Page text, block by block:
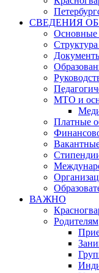
СВЕДЕНИЯ
Основные
МТО и
Платные
ВАЖНО
Родителям